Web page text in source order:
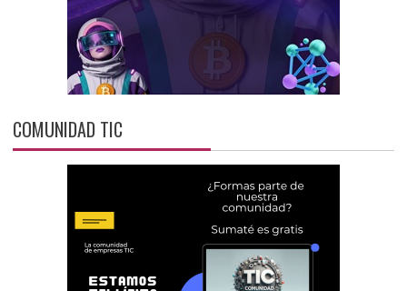
COMUNIDAD TIC